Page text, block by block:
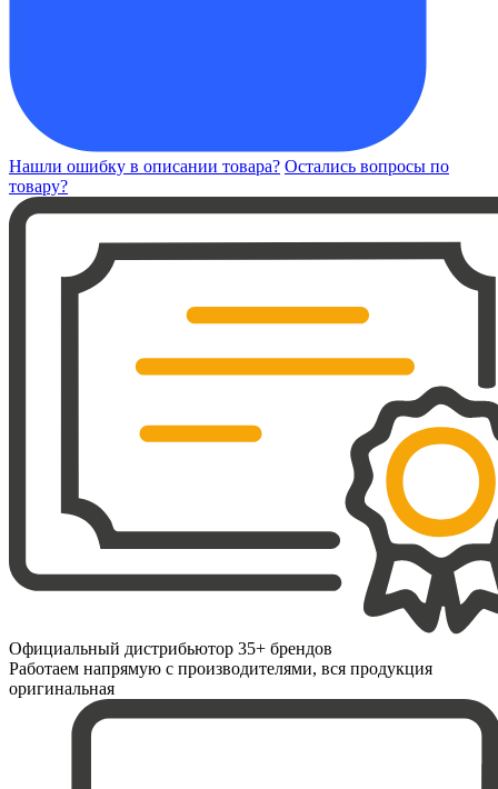
Нашли ошибку в описании товара? Остались вопросы по
товару?
Официальный дистрибьютор 35+ брендов
Работаем напрямую с производителями, вся продукция
оригинальная